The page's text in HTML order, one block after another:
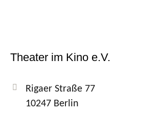
Theater im Kino e.V.
Rigaer Straße 77
10247 Berlin